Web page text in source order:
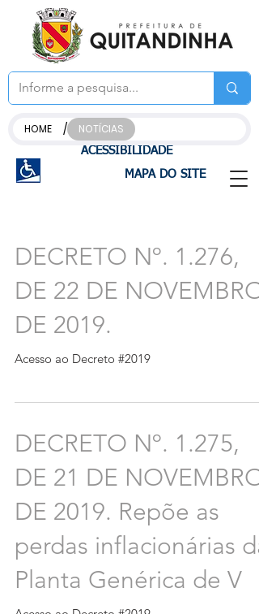
ACESSIBILIDADE
MAPA DO SITE
HOME / NOTÍCIAS
DECRETO Nº. 1.276,
DE 22 DE NOVEMBRO
DE 2019.
Acesso ao Decreto #2019
DECRETO Nº. 1.275,
DE 21 DE NOVEMBRO
DE 2019. Repõe as
perdas inflacionárias da
Planta Genérica de V